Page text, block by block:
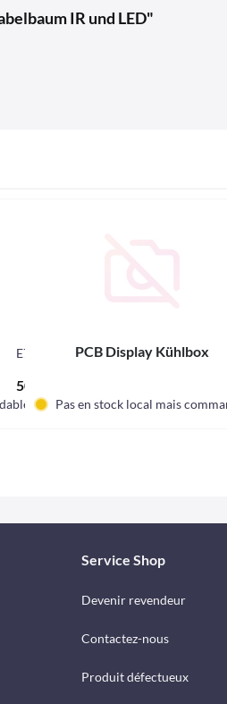
IR und LED"
E7027
50,20 € *
PCB Display Kühlbox
Pas en stock local mais
Service Shop
Devenir revendeur
Contactez-nous
Produit défectueux